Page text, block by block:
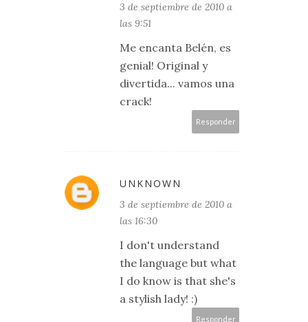
3 de septiembre de 2010 a
las 9:51
Me encanta Belén, es
genial! Original y
divertida... vamos una
crack!
Responder
UNKNOWN
3 de septiembre de 2010 a
las 16:30
I don't understand
the language but what
I do know is that she's
a stylish lady! :)
Responder